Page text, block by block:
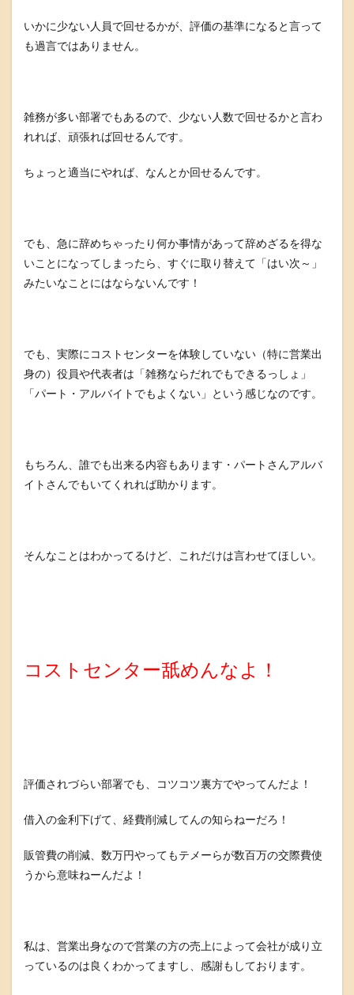
いかに少ない人員で回せるかが、評価の基準になると言って
も過言ではありません。
雑務が多い部署でもあるので、少ない人数で回せるかと言わ
れれば、頑張れば回せるんです。
ちょっと適当にやれば、なんとか回せるんです。
でも、急に辞めちゃったり何か事情があって辞めざるを得な
いことになってしまったら、すぐに取り替えて「はい次～」
みたいなことにはならないんです！
でも、実際にコストセンターを体験していない（特に営業出
身の）役員や代表者は「雑務ならだれでもできるっしょ」
「パート・アルバイトでもよくない」という感じなのです。
もちろん、誰でも出来る内容もあります・パートさんアルバ
イトさんでもいてくれれば助かります。
そんなことはわかってるけど、これだけは言わせてほしい。
コストセンター舐めんなよ！
評価されづらい部署でも、コツコツ裏方でやってんだよ！
借入の金利下げて、経費削減してんの知らねーだろ！
販管費の削減、数万円やってもテメーらが数百万の交際費使
うから意味ねーんだよ！
私は、営業出身なので営業の方の売上によって会社が成り立
っているのは良くわかってますし、感謝もしております。